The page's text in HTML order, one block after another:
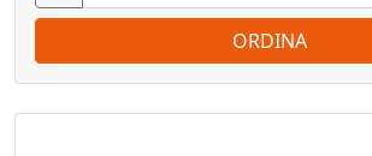
ORDINA